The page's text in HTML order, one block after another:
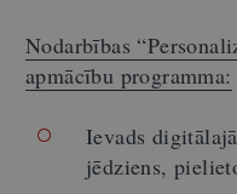
Nodarbības
apmācību programma:
Ievads
jēdziens,